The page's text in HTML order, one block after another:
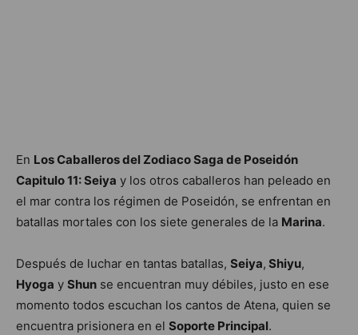
En Los Caballeros del Zodiaco Saga de Poseidón
Capitulo 11: Seiya y los otros caballeros han peleado en
el mar contra los régimen de Poseidón, se enfrentan en
batallas mortales con los siete generales de la Marina.
Después de luchar en tantas batallas, Seiya, Shiyu,
Hyoga y Shun se encuentran muy débiles, justo en ese
momento todos escuchan los cantos de Atena, quien se
encuentra prisionera en el Soporte Principal.